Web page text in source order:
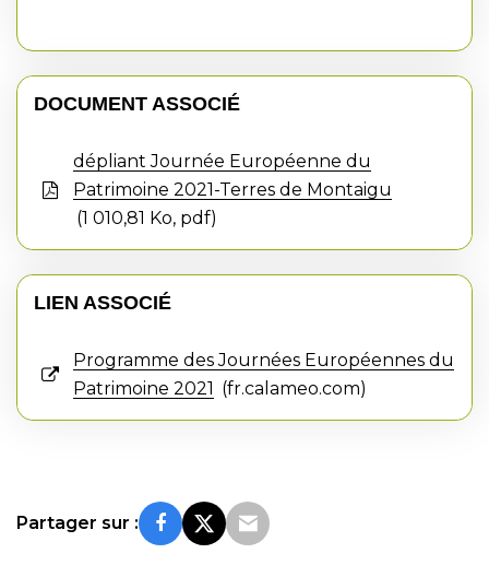
DOCUMENT ASSOCIÉ
dépliant Journée Européenne du
Patrimoine 2021-Terres de Montaigu
1 010,81 Ko, pdf
LIEN ASSOCIÉ
Programme des Journées Européennes du
Patrimoine 2021
fr.calameo.com
Partager sur :